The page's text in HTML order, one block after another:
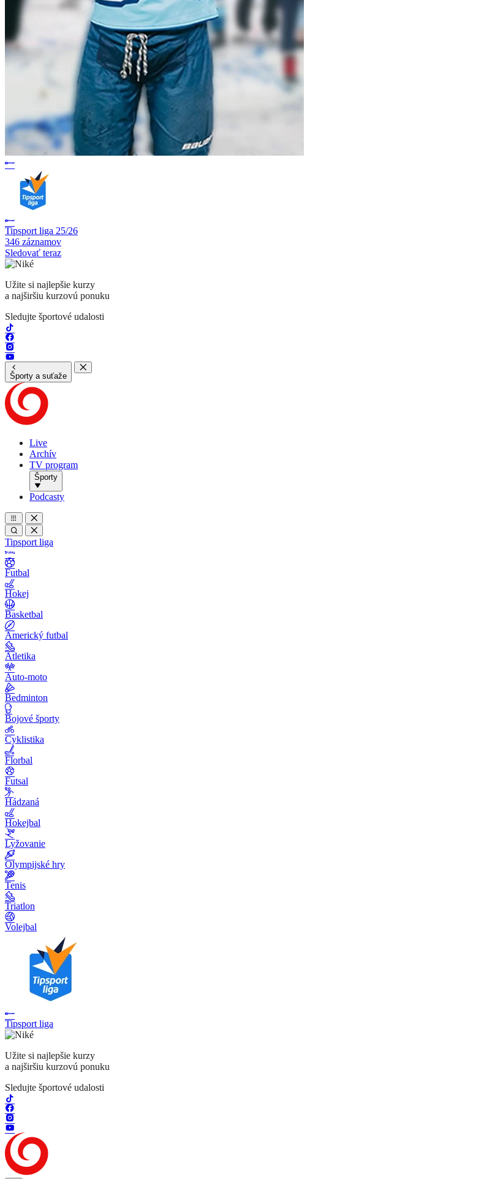
Tipsport liga 25/26
346 záznamov
Sledovať teraz
Užite si najlepšie kurzy
a najširšiu kurzovú ponuku
Sledujte športové udalosti
Športy a suťaže
Live
Archív
TV program
Športy
Podcasty
Tipsport liga
Futbal
Hokej
Basketbal
Americký futbal
Atletika
Auto-moto
Bedminton
Bojové športy
Cyklistika
Florbal
Futsal
Hádzaná
Hokejbal
Lyžovanie
Olympijské hry
Tenis
Triatlon
Volejbal
Tipsport liga
Užite si najlepšie kurzy
a najširšiu kurzovú ponuku
Sledujte športové udalosti